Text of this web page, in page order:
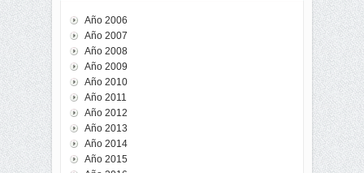
Año 2006
Año 2007
Año 2008
Año 2009
Año 2010
Año 2011
Año 2012
Año 2013
Año 2014
Año 2015